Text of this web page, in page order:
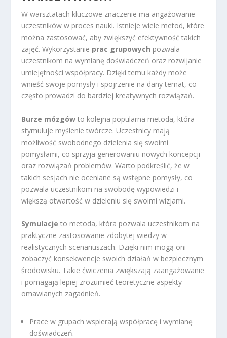
W warsztatach kluczowe znaczenie ma angażowanie
uczestników w proces nauki. Istnieje wiele metod, które
można zastosować, aby zwiększyć efektywność takich
zajęć. Wykorzystanie prac grupowych pozwala
uczestnikom na wymianę doświadczeń oraz rozwijanie
umiejętności współpracy. Dzięki temu każdy może
wnieść swoje pomysły i spojrzenie na dany temat, co
często prowadzi do bardziej kreatywnych rozwiązań.
Burze mózgów to kolejna popularna metoda, która
stymuluje myślenie twórcze. Uczestnicy mają
możliwość swobodnego dzielenia się swoimi
pomysłami, co sprzyja generowaniu nowych koncepcji
oraz rozwiązań problemów. Warto podkreślić, że w
takich sesjach nie oceniane są wstępne pomysły, co
pozwala uczestnikom na swobodę wypowiedzi i
większą otwartość w dzieleniu się swoimi wizjami.
Symulacje to metoda, która pozwala uczestnikom na
praktyczne zastosowanie zdobytej wiedzy w
realistycznych scenariuszach. Dzięki nim mogą oni
zobaczyć konsekwencje swoich działań w bezpiecznym
środowisku. Takie ćwiczenia zwiększają zaangażowanie
i pomagają lepiej zrozumieć teoretyczne aspekty
omawianych zagadnień.
Prace w grupach wspierają współpracę i wymianę
doświadczeń.